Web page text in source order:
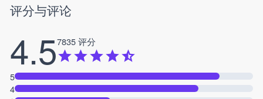
评分与评论
4.57835 评分
5
4